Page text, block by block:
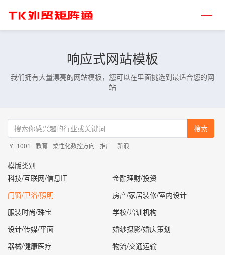
响应式网站模板
我们拥有大量漂亮的网站模板，您可以在里面挑选到最适合您的网
站
搜索
Y_1001 教育 柔性化数控方向 推广 新浪
模版类别
科技/互联网/信息IT
金融理财/投资
门窗/卫浴/照明
房产/家居装修/室内设计
服装时尚/珠宝
学校/培训机构
设计/传媒/平面
婚纱摄影/婚庆策划
器械/健康医疗
物流/交通运输